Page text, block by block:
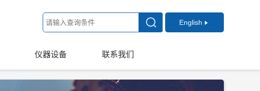
English
仪器设备 联系我们